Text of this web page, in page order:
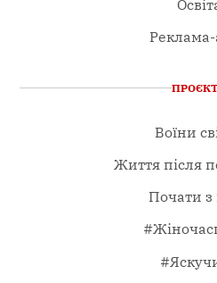
Реклама-
Воїни
Життя після
Почати з